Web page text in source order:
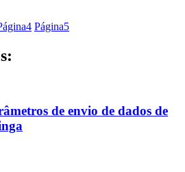
4 Página5
de envio de dados de